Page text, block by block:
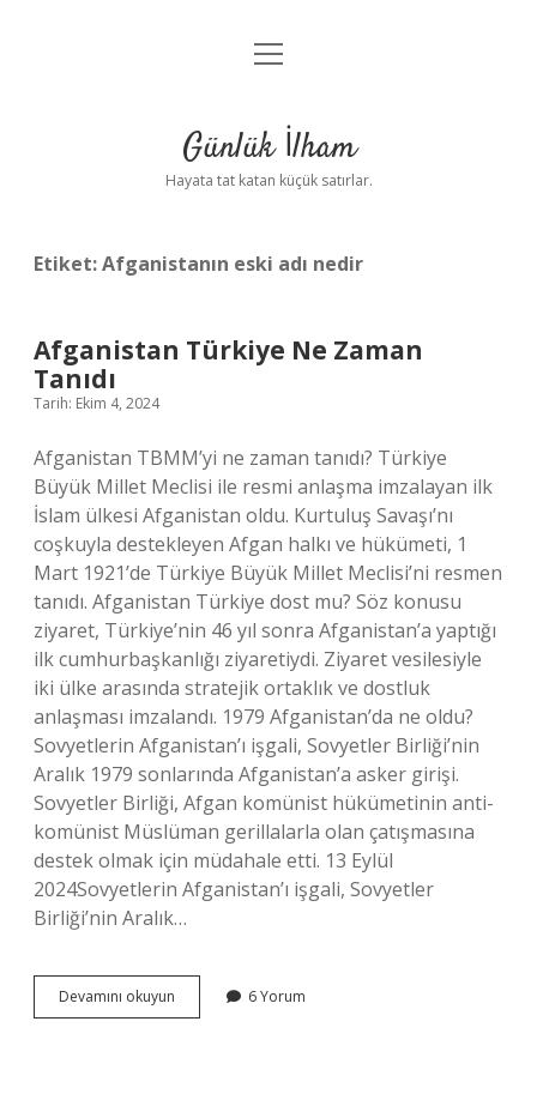
Anasayfa
Yasal Uyarı
menüyü
Günlük İlham
Hayata tat katan küçük satırlar.
Etiket:Afganistanın eski adı nedir
Afganistan Türkiye Ne Zaman
Tanıdı
Tarih: Ekim 4, 2024
Afganistan TBMM’yi ne zaman tanıdı? Türkiye
Büyük Millet Meclisi ile resmi anlaşma imzalayan ilk
İslam ülkesi Afganistan oldu. Kurtuluş Savaşı’nı
coşkuyla destekleyen Afgan halkı ve hükümeti, 1
Mart 1921’de Türkiye Büyük Millet Meclisi’ni resmen
tanıdı. Afganistan Türkiye dost mu? Söz konusu
ziyaret, Türkiye’nin 46 yıl sonra Afganistan’a yaptığı
ilk cumhurbaşkanlığı ziyaretiydi. Ziyaret vesilesiyle
iki ülke arasında stratejik ortaklık ve dostluk
anlaşması imzalandı. 1979 Afganistan’da ne oldu?
Sovyetlerin Afganistan’ı işgali, Sovyetler Birliği’nin
Aralık 1979 sonlarında Afganistan’a asker girişi.
Sovyetler Birliği, Afgan komünist hükümetinin anti-
komünist Müslüman gerillalarla olan çatışmasına
destek olmak için müdahale etti. 13 Eylül
2024Sovyetlerin Afganistan’ı işgali, Sovyetler
Birliği’nin Aralık…
Devamını okuyun Afganistan
Türkiye
6 Yorum